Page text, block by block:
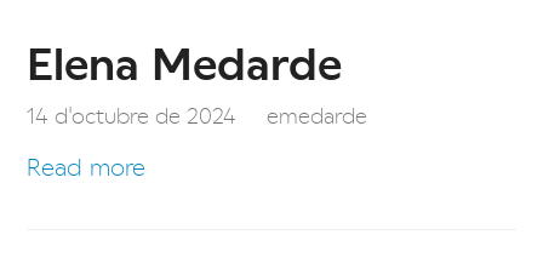
Elena Medarde
14 d'octubre de 2024 emedarde
Read more